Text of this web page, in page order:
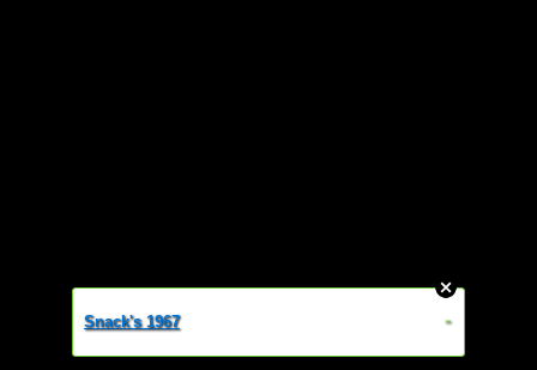
Snack's 1967 »